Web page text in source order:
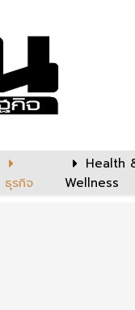
ธุรกิจ
Health
Wellness